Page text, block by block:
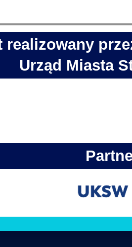
realizowany
Urząd Miasta